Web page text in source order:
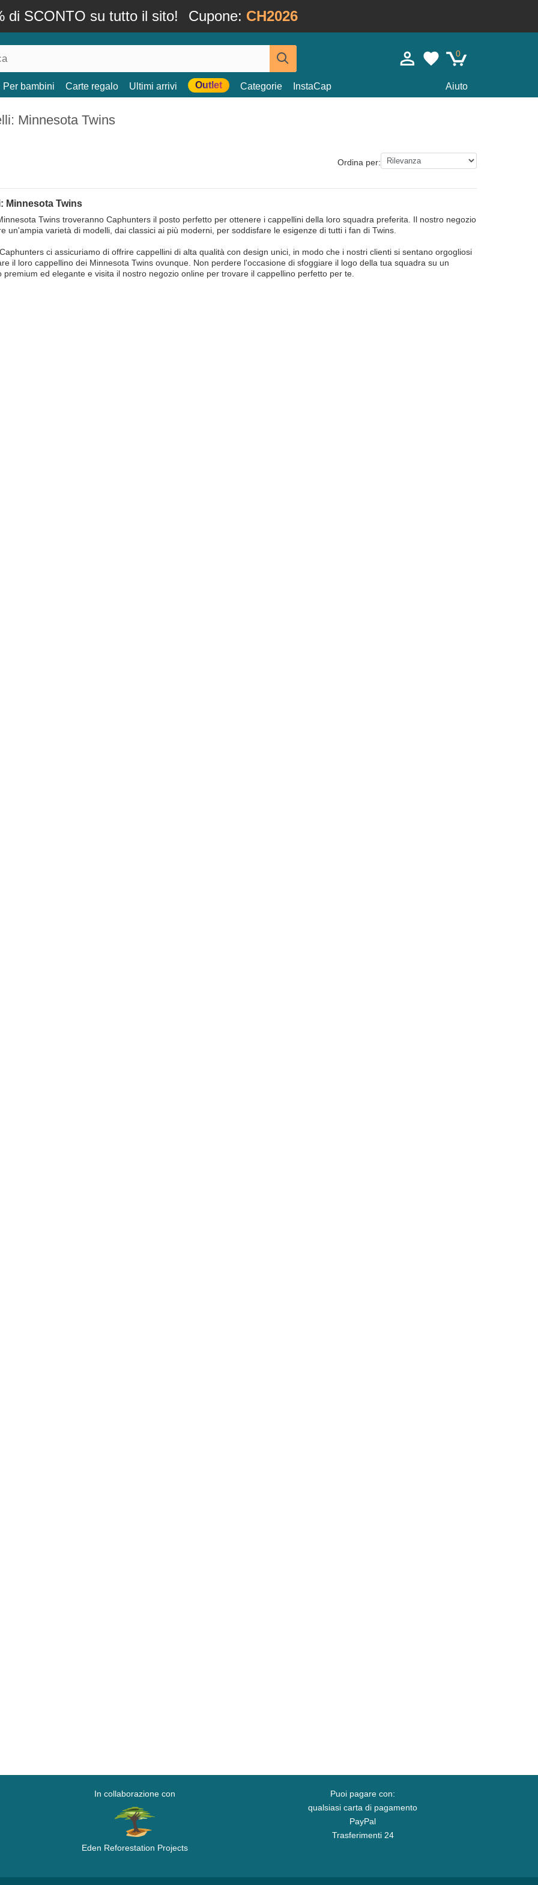
di SCONTO su tutto il sito! Cupone: CH2026
0
Per bambini Carte regalo Ultimi arrivi Outlet Categorie InstaCap Aiuto
Minnesota Twins
Ordina per:
Minnesota Twins
Twins troveranno Caphunters il posto perfetto per ottenere i cappellini della loro squadra preferita. Il nostro negozio
un'ampia varietà di modelli, dai classici ai più moderni, per soddisfare le esigenze di tutti i fan di Twins.
ci assicuriamo di offrire cappellini di alta qualità con design unici, in modo che i nostri clienti si sentano orgogliosi
il loro cappellino dei Minnesota Twins ovunque. Non perdere l'occasione di sfoggiare il logo della tua squadra su un
premium ed elegante e visita il nostro negozio online per trovare il cappellino perfetto per te.
In collaborazione con
Eden Reforestation Projects
Puoi pagare con:
qualsiasi carta di pagamento
PayPal
Trasferimenti 24